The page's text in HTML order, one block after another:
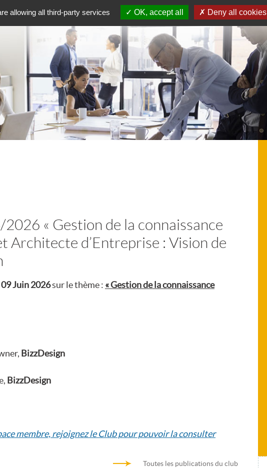
« Gestion de la connaissance
Architecte d’Entreprise : Vision de
Juin 2026sur le thème : « Gestion de la connaissance
BizzDesign
BizzDesign
membre, rejoignez le Club pour pouvoir la consulter
Toutes les publications du club
allowing all third-party services OK, accept all Deny all cookies